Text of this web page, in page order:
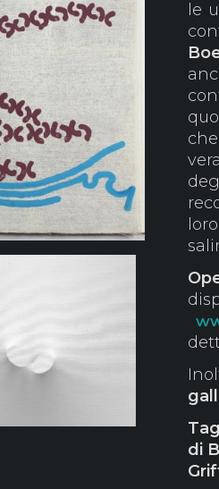
le
di